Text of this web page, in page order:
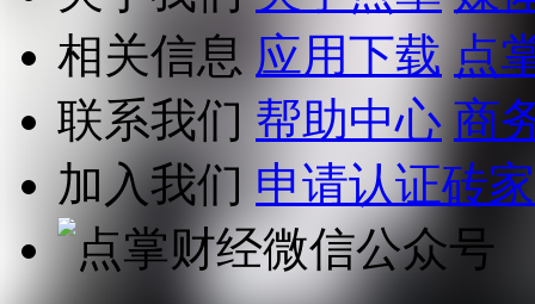
相关信息 应用下载 点
联系我们 帮助中心 商
加入我们 申请认证砖家